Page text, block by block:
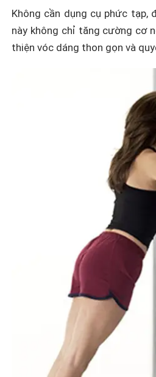
Không cần dụng cụ phức
này không chỉ tăng cường cơ
thiện vóc dáng thon gọn và